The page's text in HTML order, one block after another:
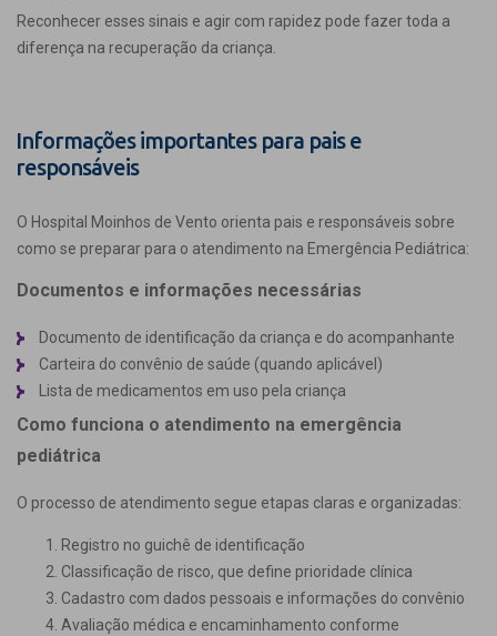
Reconhecer esses sinais e agir com rapidez pode fazer toda a
diferença na recuperação da criança.
Informações importantes para pais e
responsáveis
O Hospital Moinhos de Vento orienta pais e responsáveis sobre
como se preparar para o atendimento na Emergência Pediátrica:
Documentos e informações necessárias
Documento de identificação da criança e do acompanhante
Carteira do convênio de saúde (quando aplicável)
Lista de medicamentos em uso pela criança
Como funciona o atendimento na emergência
pediátrica
O processo de atendimento segue etapas claras e organizadas:
Registro no guichê de identificação
Classificação de risco, que define prioridade clínica
Cadastro com dados pessoais e informações do convênio
Avaliação médica e encaminhamento conforme